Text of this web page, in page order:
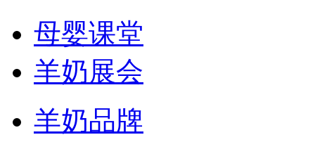
母婴课堂
羊奶展会
羊奶品牌